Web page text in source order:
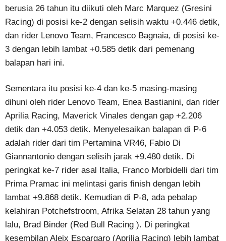
berusia 26 tahun itu diikuti oleh Marc Marquez (Gresini
Racing) di posisi ke-2 dengan selisih waktu +0.446 detik,
dan rider Lenovo Team, Francesco Bagnaia, di posisi ke-
3 dengan lebih lambat +0.585 detik dari pemenang
balapan hari ini.
Sementara itu posisi ke-4 dan ke-5 masing-masing
dihuni oleh rider Lenovo Team, Enea Bastianini, dan rider
Aprilia Racing, Maverick Vinales dengan gap +2.206
detik dan +4.053 detik. Menyelesaikan balapan di P-6
adalah rider dari tim Pertamina VR46, Fabio Di
Giannantonio dengan selisih jarak +9.480 detik. Di
peringkat ke-7 rider asal Italia, Franco Morbidelli dari tim
Prima Pramac ini melintasi garis finish dengan lebih
lambat +9.868 detik. Kemudian di P-8, ada pebalap
kelahiran Potchefstroom, Afrika Selatan 28 tahun yang
lalu, Brad Binder (Red Bull Racing ). Di peringkat
kesembilan Aleix Espargaro (Aprilia Racing) lebih lambat